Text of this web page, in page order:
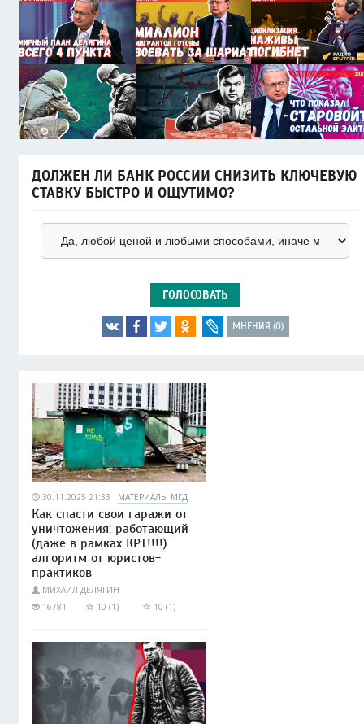
ДОЛЖЕН ЛИ БАНК РОССИИ СНИЗИТЬ КЛЮЧЕВУЮ
СТАВКУ БЫСТРО И ОЩУТИМО?
ГОЛОСОВАТЬ
МНЕНИЯ (0)
30.11.2025 21:33 МАТЕРИАЛЫ МГД
Как спасти свои гаражи от
уничтожения: работающий
(даже в рамках КРТ!!!!)
алгоритм от юристов-
практиков
МИХАИЛ ДЕЛЯГИН
16781
10 (1) 10 (1)